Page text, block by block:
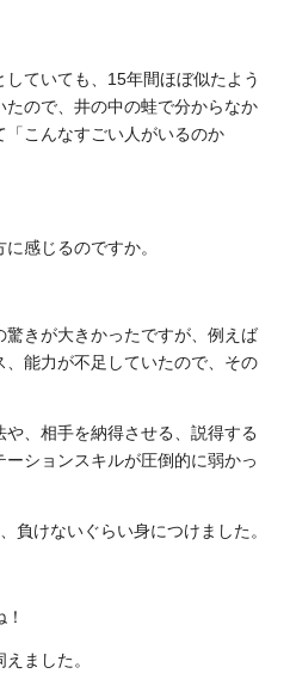
ていても、15年間ほぼ似たよう
ので、井の中の蛙で分からなか
「こんなすごい人がいるのか
感じるのですか。
驚きが大きかったですが、例えば
能力が不足していたので、その
、相手を納得させる、説得する
ーションスキルが圧倒的に弱かっ
負けないぐらい身につけました。
ました。